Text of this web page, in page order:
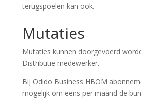
terugspoelen kan ook.
Mutaties
Mutaties kunnen doorgevoerd
Distributie medewerker.
Bij Odido Business HBOM
mogelijk om eens per maand de